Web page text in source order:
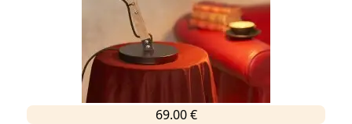
69.00 €